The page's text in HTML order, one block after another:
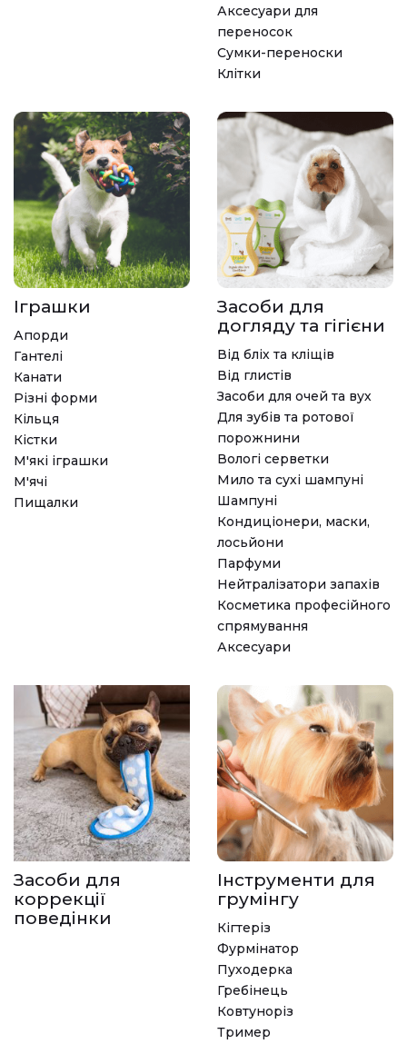
Аксесуари для
переносок
Сумки-переноски
Клітки
Іграшки
Апорди
Гантелі
Канати
Різні форми
Кільця
Кістки
М'які іграшки
М'ячі
Пищалки
Засоби для
догляду та гігієни
Від бліх та кліщів
Від глистів
Засоби для очей та вух
Для зубів та ротової
порожнини
Вологі серветки
Мило та сухі шампуні
Шампуні
Кондиціонери, маски,
лосьйони
Парфуми
Нейтралізатори запахів
Косметика професійного
спрямування
Аксесуари
Засоби для
коррекції
поведінки
Інструменти для
грумінгу
Кігтеріз
Фурмінатор
Пуходерка
Гребінець
Ковтуноріз
Тример